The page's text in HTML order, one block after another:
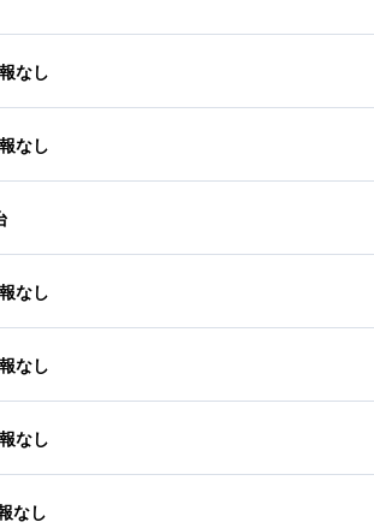
なし
なし
なし
なし
なし
なし